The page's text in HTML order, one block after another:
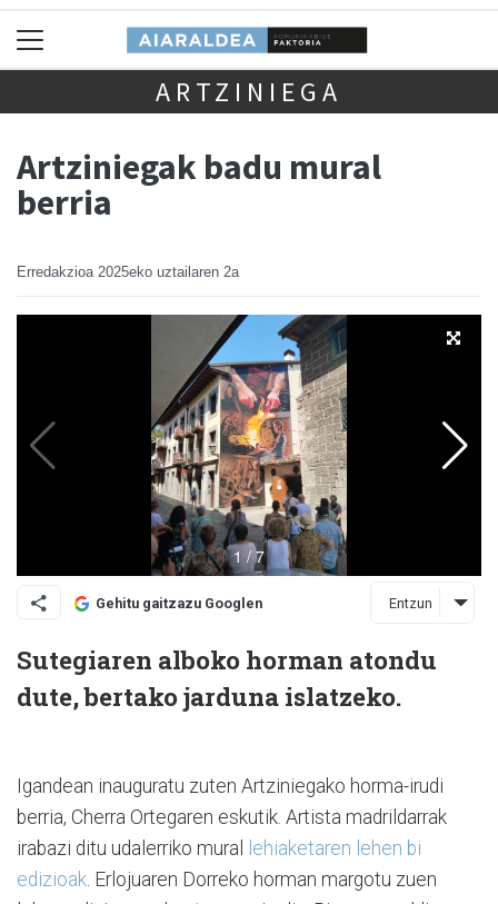
ARTZINIEGA
Artziniegak badu mural
berria
Erredakzioa 2025eko uztailaren 2a
Gehitu gaitzazu Googlen Entzun
Sutegiaren alboko horman atondu
dute, bertako jarduna islatzeko.
Igandean inauguratu zuten Artziniegako horma-irudi
berria, Cherra Ortegaren eskutik. Artista madrildarrak
irabazi ditu udalerriko mural
lehiaketaren lehen bi
edizioak. Erlojuaren Dorreko horman margotu zuen